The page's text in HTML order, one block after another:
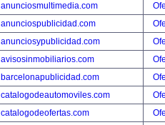
anunciosmultimedia.com
anunciospublicidad.com
anunciosypublicidad.com
avisosinmobiliarios.com
barcelonapublicidad.com
catalogodeautomoviles.com
catalogodeofertas.com